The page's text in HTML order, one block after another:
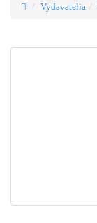
Vydavatelia